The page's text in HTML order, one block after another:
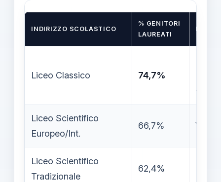
INDIRIZZO SCOLASTICO
% GENITORI
LAUREATI
Liceo Classico 74,7%
+1,96)
Liceo Scientifico
Europeo/Int.
66,7% Via
Liceo Scientifico
Tradizionale
62,4%